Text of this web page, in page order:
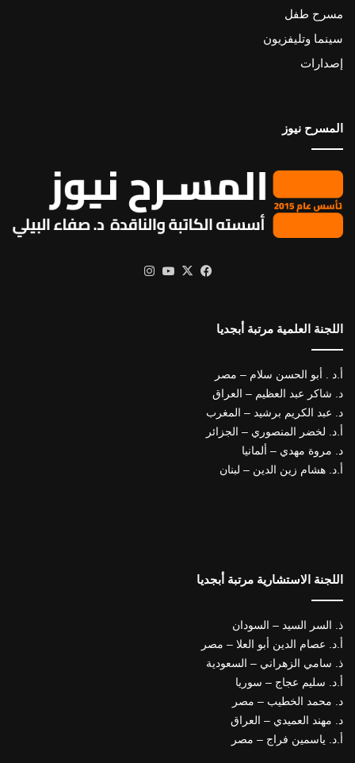
مسرح طفل
سينما وتليفزيون
إصدارات
المسرح نيوز
فيسبوك
X يوتيوب
اللجنة العلمية مرتبة أبجديا
أ.د . أبو الحسن سلام – مصر
د. شاكر عبد العظيم – العراق
د. عبد الكريم برشيد – المغرب
أ.د. لخضر المنصوري – الجزائر
د. مروة مهدي – ألمانيا
أ.د. هشام زين الدين – لبنان
اللجنة الاستشارية مرتبة أبجديا
ذ. السر السيد – السودان
أ.د. عصام الدين أبو العلا – مصر
ذ. سامي الزهراني – السعودية
أ.د. سليم عجاج – سوريا
د. محمد الخطيب – مصر
د. مهند العميدي – العراق
أ.د. ياسمين فراج – مصر